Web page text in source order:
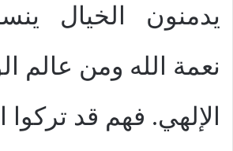
يدمنون الخيال
نعمة الله ومن عالم
الإلهي. فهم قد